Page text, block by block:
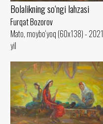
Bolalikning so‘ngi lahzasi
Furqat Bozorov
Mato, moybo‘yoq (60x138) - 2021
yil